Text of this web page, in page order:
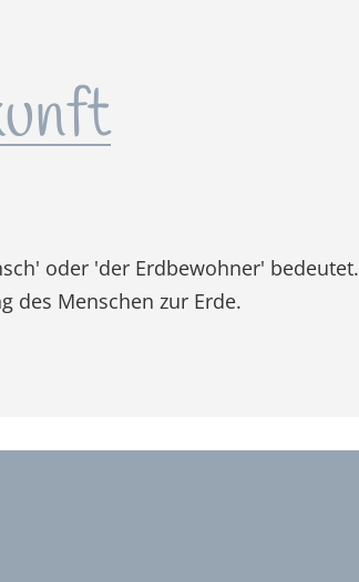
oder 'der Erdbewohner' bedeutet.
des Menschen zur Erde.